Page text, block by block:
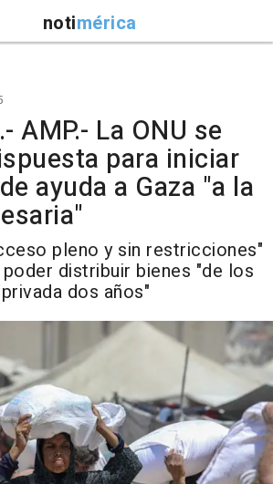
notimérica
AMP.- La ONU se
para iniciar
ayuda a Gaza "a la
pleno y sin restricciones"
poder distribuir bienes "de los
dos años"